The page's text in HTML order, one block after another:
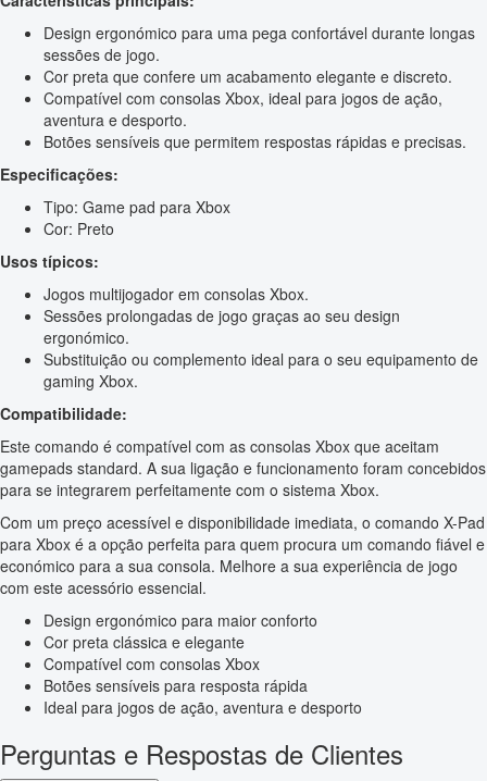
Design ergonómico para uma pega confortável durante longas
sessões de jogo.
Cor preta que confere um acabamento elegante e discreto.
Compatível com consolas Xbox, ideal para jogos de ação,
aventura e desporto.
Botões sensíveis que permitem respostas rápidas e precisas.
Especificações:
Tipo: Game pad para Xbox
Cor: Preto
Usos típicos:
Jogos multijogador em consolas Xbox.
Sessões prolongadas de jogo graças ao seu design
ergonómico.
Substituição ou complemento ideal para o seu equipamento de
gaming Xbox.
Compatibilidade:
Este comando é compatível com as consolas Xbox que aceitam
gamepads standard. A sua ligação e funcionamento foram concebidos
para se integrarem perfeitamente com o sistema Xbox.
Com um preço acessível e disponibilidade imediata, o comando X-Pad
para Xbox é a opção perfeita para quem procura um comando fiável e
económico para a sua consola. Melhore a sua experiência de jogo
com este acessório essencial.
Design ergonómico para maior conforto
Cor preta clássica e elegante
Compatível com consolas Xbox
Botões sensíveis para resposta rápida
Ideal para jogos de ação, aventura e desporto
Perguntas e Respostas de Clientes